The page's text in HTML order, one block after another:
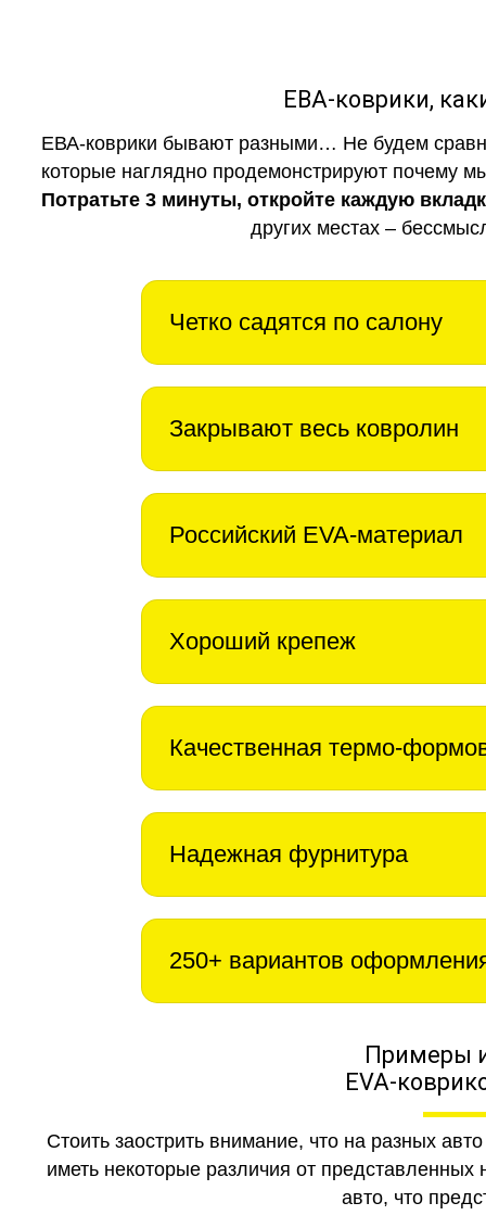
ЕВА-коврики,
ЕВА-коврики бывают разными… Не будем
которые наглядно продемонстрируют почему
Потратьте 3 минуты, откройте каждую
других местах –
Четко садятся по салону
Закрывают весь ковролин
Российский EVA-материал
Хороший крепеж
Качественная термо-
Надежная фурнитура
250+ вариантов
Примеры
EVA-
Стоить заострить внимание, что на разных
иметь некоторые различия от
авто, что